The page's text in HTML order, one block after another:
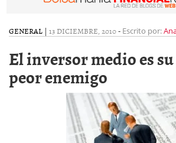
GENERAL | 13 DICIEMBRE, 2010- Escrito por:
El inversor medio es
peor enemigo